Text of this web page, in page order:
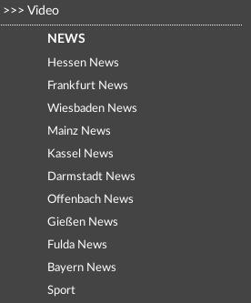
>>> Video
NEWS
Hessen News
Frankfurt News
Wiesbaden News
Mainz News
Kassel News
Darmstadt News
Offenbach News
Gießen News
Fulda News
Bayern News
Sport